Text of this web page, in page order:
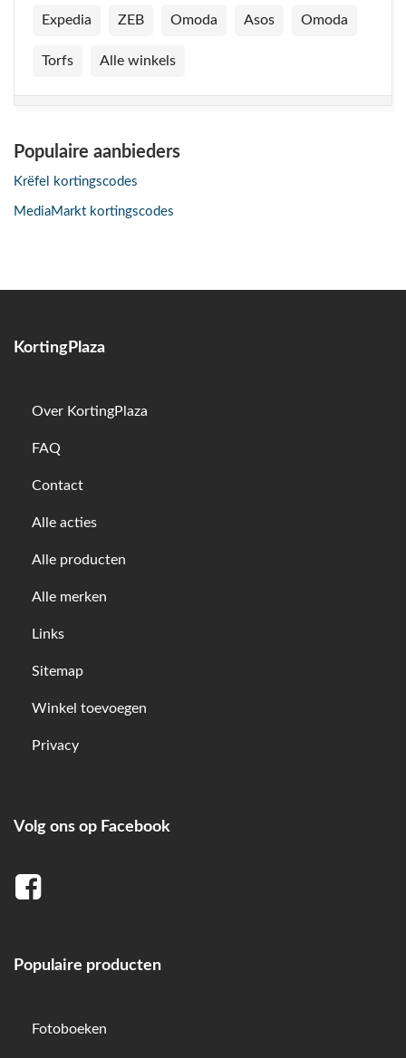
Expedia ZEB Omoda Asos Omoda
Torfs Alle winkels
Populaire aanbieders
Krëfel kortingscodes
MediaMarkt kortingscodes
KortingPlaza
Over KortingPlaza
FAQ
Contact
Alle acties
Alle producten
Alle merken
Links
Sitemap
Winkel toevoegen
Privacy
Volg ons op Facebook
Populaire producten
Fotoboeken